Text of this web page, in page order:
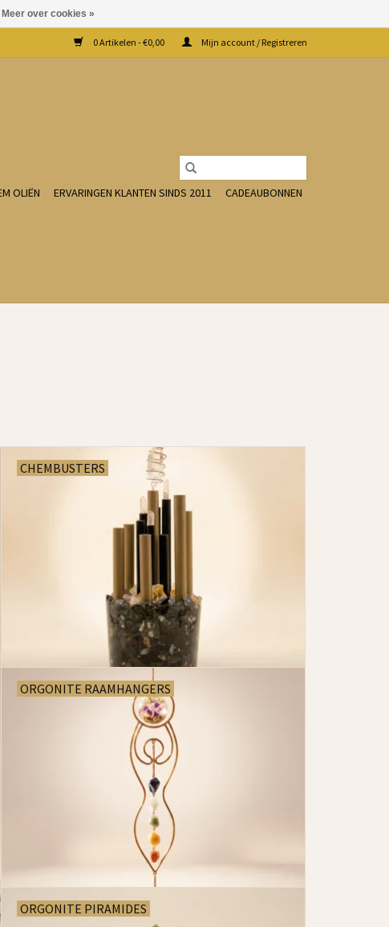
0 Artikelen - €0,00 Mijn account / Registreren
OLIËN ERVARINGEN KLANTEN SINDS 2011 CADEAUBONNEN
CHEMBUSTERS
ORGONITE RAAMHANGERS
ORGONITE PIRAMIDES
Meer over cookies »